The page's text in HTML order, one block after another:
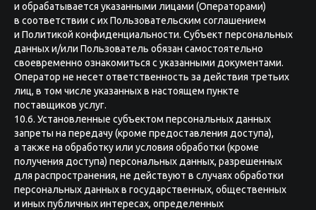
и обрабатывается указанными лицами (Операторами)
в соответствии с их Пользовательским соглашением
и Политикой конфиденциальности. Субъект персональных
данных и/или Пользователь обязан самостоятельно
своевременно ознакомиться с указанными документами.
Оператор не несет ответственность за действия третьих
лиц, в том числе указанных в настоящем пункте
поставщиков услуг.
10.6. Установленные субъектом персональных данных
запреты на передачу (кроме предоставления доступа),
а также на обработку или условия обработки (кроме
получения доступа) персональных данных, разрешенных
для распространения, не действуют в случаях обработки
персональных данных в государственных, общественных
и иных публичных интересах, определенных